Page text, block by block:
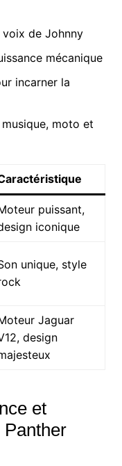
voix de Johnny
mécanique
incarner la
musique, moto et
puissant,
iconique
unique, style
Jaguar
design
et